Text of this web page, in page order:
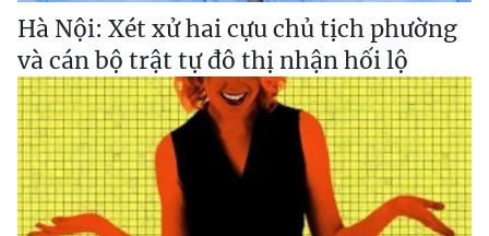
Hà Nội: Xét xử hai cựu chủ tịch phường
và cán bộ trật tự đô thị nhận hối lộ